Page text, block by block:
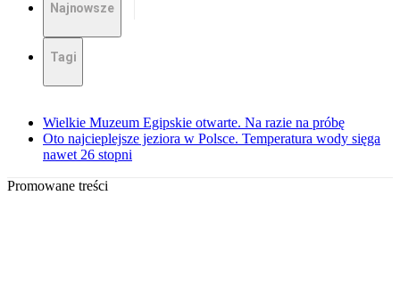
Najnowsze
Tagi
Wielkie Muzeum Egipskie otwarte. Na razie na próbę
Oto najcieplejsze jeziora w Polsce. Temperatura wody sięga
nawet 26 stopni
Promowane treści